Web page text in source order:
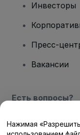
Инвесторы
Пресс-
Вакансии
Есть вопросы?
Центр
Нажимая